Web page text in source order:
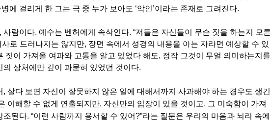
에 걸리게 한 그는 극 중 누가 보아도 ‘악인’이라는 존재로 그려진다.
, 사람이다. 예수는 벤허에게 속삭인다. “저들은 자신들이 무슨 짓을 하는지 모른
로 드러나지는 않지만, 장면 속에서 성경의 내용을 아는 자라면 예상할 수 있
짓이 가져올 여파와 고통을 알고 있었다 해도, 정작 그것이 무얼 의미하는지를
의 상처에만 깊이 파묻혀 있었던 것이다.
, 살다 보면 자신이 잘못하지 않은 일에 대해서까지 사과해야 하는 경우도 생긴
이해할 수 없게 연출되지만, 자신만의 입장이 있을 것이고, 그 미숙함이 가져
조된다. “이런 사람까지 용서할 수 있어?”라는 질문은 우리의 마음과 뇌리 속에